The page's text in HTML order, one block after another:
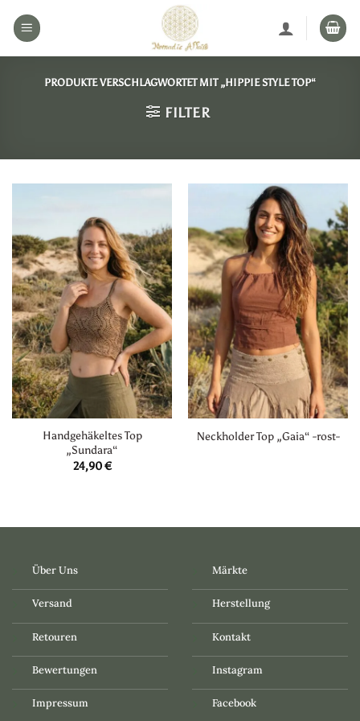
Inhalt
PRODUKTE VERSCHLAGWORTET MIT „HIPPIE STYLE TOP“
FILTER
Handgehäkeltes Top
„Sundara“
24,90€
Neckholder Top „Gaia“ -rost-
Über Uns
Versand
Retouren
Bewertungen
Impressum
Märkte
Herstellung
Kontakt
Instagram
Facebook